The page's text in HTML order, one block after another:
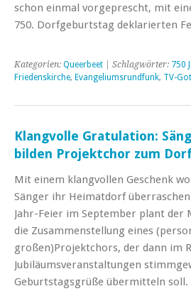
schon einmal vorgeprescht, mit
750. Dorfgeburtstag deklarierten
Kategorien: Queerbeet | Schlagwörter: 750
Friedenskirche, Evangeliumsrundfunk, TV-
Klangvolle Gratulation:
bilden Projektchor zum
Mit einem klangvollen Geschenk
Sänger ihr Heimatdorf
Jahr-Feier im September plant der
die Zusammenstellung eines
großen)Projektchors, der dann im
Jubiläumsveranstaltungen
Geburtstagsgrüße übermitteln soll.